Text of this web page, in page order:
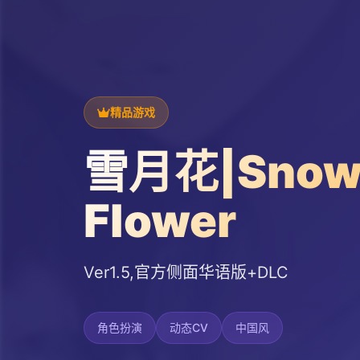
精品游戏
雪月花
Flower
Ver1.5,官方侧面华语版+DLC
角色扮演 动态CV 中国风